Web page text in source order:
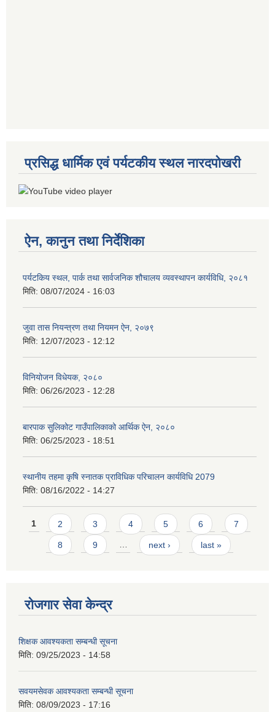
प्रसिद्ध धार्मिक एवं पर्यटकीय स्थल नारदपोखरी
ऐन, कानुन तथा निर्देशिका
पर्यटकिय स्थल, पार्क तथा सार्वजनिक शौचालय व्यवस्थापन कार्यविधि, २०८१
मिति: 08/07/2024 - 16:03
जुवा तास नियन्त्रण तथा नियमन ऐन, २०७९
मिति: 12/07/2023 - 12:12
विनियोजन विधेयक, २०८०
मिति: 06/26/2023 - 12:28
बारपाक सुलिकोट गाउँपालिकाको आर्थिक ऐन, २०८०
मिति: 06/25/2023 - 18:51
स्थानीय तहमा कृषि स्नातक प्राविधिक परिचालन कार्यविधि 2079
मिति: 08/16/2022 - 14:27
Pages
1 2 3 4 5 6 7
8 9 … next › last »
रोजगार सेवा केन्द्र
शिक्षक आवश्यकता सम्बन्धी सूचना
मिति: 09/25/2023 - 14:58
सवयमसेवक आवश्यकता सम्बन्धी सूचना
मिति: 08/09/2023 - 17:16